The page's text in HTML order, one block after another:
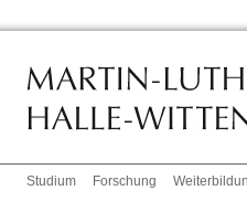
Studium Forschung